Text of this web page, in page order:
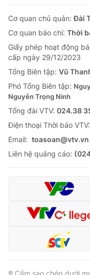
Cơ quan chủ quản:Đài
Cơ quan báo chí: Thời
Giấy phép hoạt động
cấp ngày 29/12/2023
Tổng Biên tập: Vũ
Phó Tổng Biên tập:
Nguyễn Trọng Ninh
Tổng đài VTV: 024.38
Ðiện thoại Thời báo VTV:
Email: toasoan@vtv.vn
Liên hệ quảng cáo:
® Cấm sao chép dưới